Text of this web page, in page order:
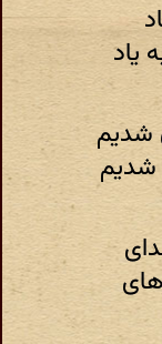
یاد
شدیم
شدیم